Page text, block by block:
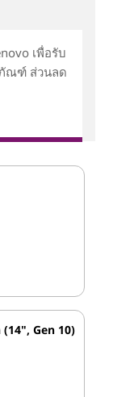
เพื่อรับ
ภัณฑ์ ส่วนลด
Gen 10)